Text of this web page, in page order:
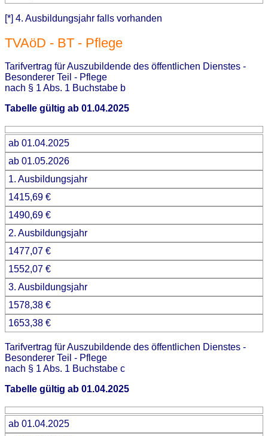
[*] 4. Ausbildungsjahr falls vorhanden
TVAöD - BT - Pflege
Tarifvertrag für Auszubildende des öffentlichen Dienstes -
Besonderer Teil - Pflege
nach § 1 Abs. 1 Buchstabe b
Tabelle gültig ab 01.04.2025
ab 01.04.2025
ab 01.05.2026
1. Ausbildungsjahr
1415,69 €
1490,69 €
2. Ausbildungsjahr
1477,07 €
1552,07 €
3. Ausbildungsjahr
1578,38 €
1653,38 €
Tarifvertrag für Auszubildende des öffentlichen Dienstes -
Besonderer Teil - Pflege
nach § 1 Abs. 1 Buchstabe c
Tabelle gültig ab 01.04.2025
ab 01.04.2025